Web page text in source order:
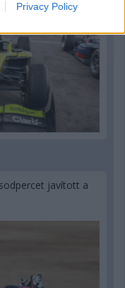
Privacy Policy
javított a